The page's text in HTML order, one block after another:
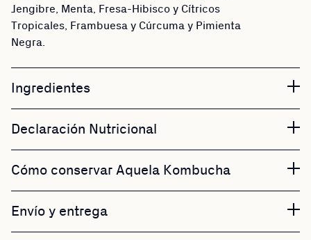
Jengibre, Menta, Fresa-Hibisco y Cítricos
Tropicales, Frambuesa y Cúrcuma y Pimienta
Negra.
Ingredientes
Declaración Nutricional
Cómo conservar Aquela Kombucha
Envío y entrega